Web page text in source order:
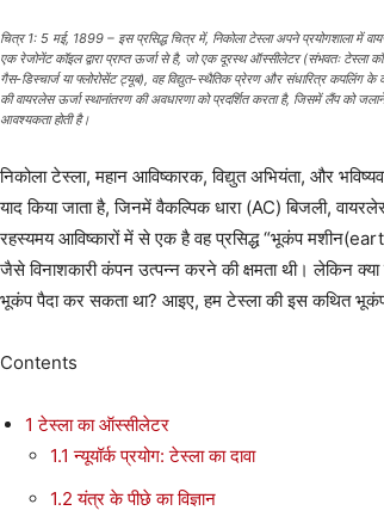
चित्र 1: 5 मई, 1899 – इस प्रसिद्ध चित्र में, निकोला टेस्ला अपने प्रयोगशाला में
एक रेजोनेंट कॉइल द्वारा प्राप्त ऊर्जा से है, जो एक दूरस्थ ऑस्सीलेटर (संभवतः
गैस-डिस्चार्ज या फ्लोरोसेंट ट्यूब), वह विद्युत-स्थैतिक प्रेरण और संधारित्र कपलिंग
की वायरलेस ऊर्जा स्थानांतरण की अवधारणा को प्रदर्शित करता है, जिसमें लैंप को
आवश्यकता होती है।
निकोला टेस्ला, महान आविष्कारक, विद्युत अभियंता, और
याद किया जाता है, जिनमें वैकल्पिक धारा (AC) बिजली,
रहस्यमय आविष्कारों में से एक है वह प्रसिद्ध “भूकंप
जैसे विनाशकारी कंपन उत्पन्न करने की क्षमता थी। लेकिन
भूकंप पैदा कर सकता था? आइए, हम टेस्ला की इस कथित
Contents
1 टेस्ला का ऑस्सीलेटर
1.1 न्यूयॉर्क प्रयोग: टेस्ला का दावा
1.2 यंत्र के पीछे का विज्ञान